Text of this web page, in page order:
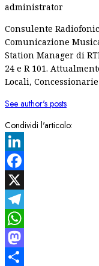
administrator
Consulente
Comunicazione
Station Manager di
24 e R 101.
Locali,
See author's posts
Condividi l'articolo:
LinkedIn
Facebook
X
Telegram
WhatsApp
Mastodon